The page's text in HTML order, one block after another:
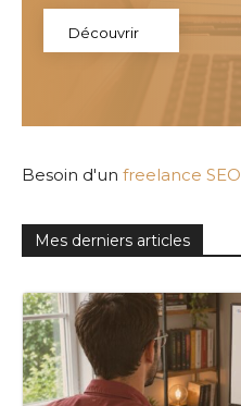
Découvrir
Besoin d'un freelance SEO
Mes derniers articles